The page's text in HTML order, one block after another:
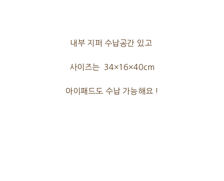
내부 지퍼 수납공간 있고
사이즈는 34×16×40cm
아이패드도 수납 가능해요 !